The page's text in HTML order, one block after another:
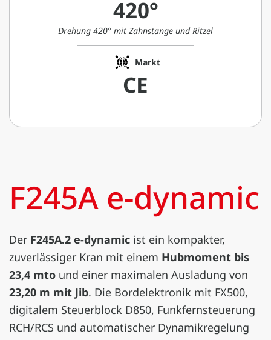
420°
Drehung 420° mit Zahnstange und Ritzel
Markt
CE
F245A e-dynamic
Der F245A.2 e-dynamic ist ein kompakter,
zuverlässiger Kran mit einem Hubmoment bis
23,4 mto und einer maximalen Ausladung von
23,20 m mit Jib. Die Bordelektronik mit FX500,
digitalem Steuerblock D850, Funkfernsteuerung
RCH/RCS und automatischer Dynamikregelung